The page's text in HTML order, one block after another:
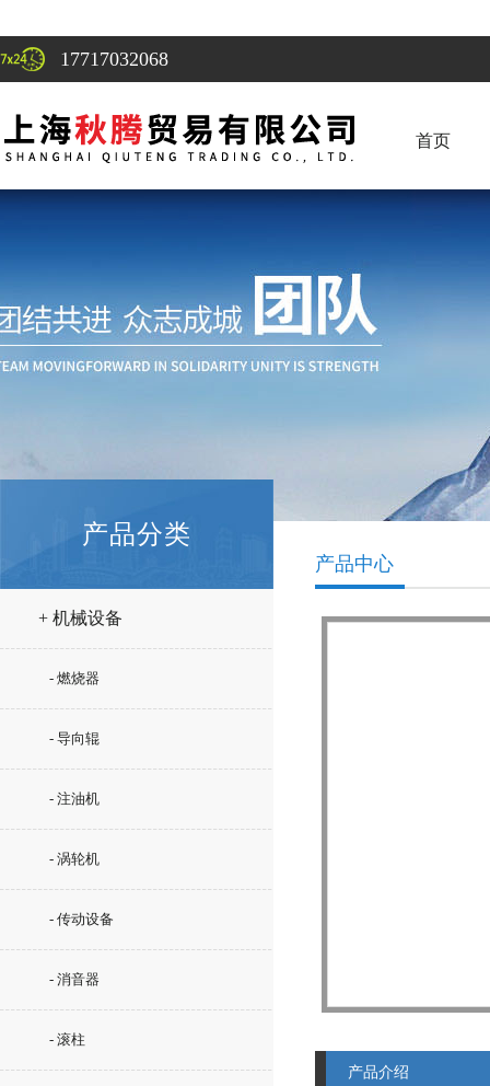
17717032068
首页
产品分类
+ 机械设备
- 燃烧器
- 导向辊
- 注油机
- 涡轮机
- 传动设备
- 消音器
- 滚柱
产品中心
产品介绍